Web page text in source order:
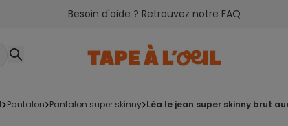
Besoin d'aide ? Retrouvez notre FAQ
pantalon pantalon super skinny léa le jean super skinny brut